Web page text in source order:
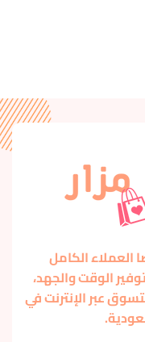
الكامل
الوقت والجهد،
عبر الإنترنت في